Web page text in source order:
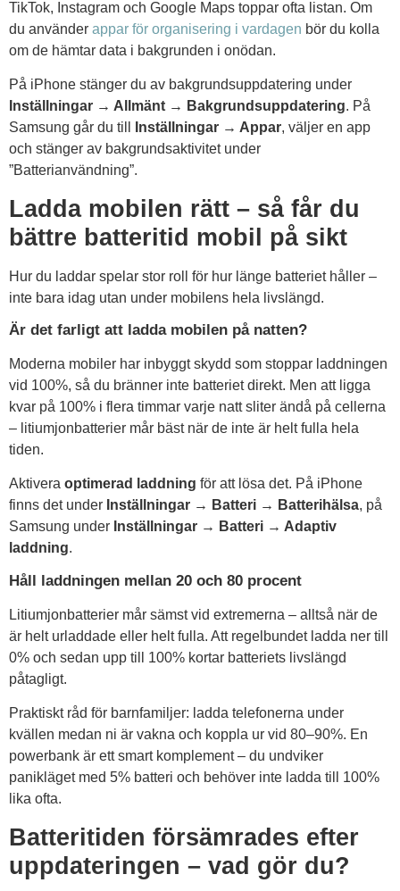
TikTok, Instagram och Google Maps toppar ofta listan. Om
du använder appar för organisering i vardagen bör du kolla
om de hämtar data i bakgrunden i onödan.
På iPhone stänger du av bakgrundsuppdatering under
Inställningar → Allmänt → Bakgrundsuppdatering. På
Samsung går du till
Inställningar → Appar, väljer en app
och stänger av bakgrundsaktivitet under
”Batterianvändning”.
Ladda mobilen rätt – så får du
bättre batteritid mobil på sikt
Hur du laddar spelar stor roll för hur länge batteriet håller –
inte bara idag utan under mobilens hela livslängd.
Är det farligt att ladda mobilen på natten?
Moderna mobiler har inbyggt skydd som stoppar laddningen
vid 100%, så du bränner inte batteriet direkt. Men att ligga
kvar på 100% i flera timmar varje natt sliter ändå på cellerna
– litiumjonbatterier mår bäst när de inte är helt fulla hela
tiden.
Aktivera optimerad laddning för att lösa det. På iPhone
finns det under Inställningar → Batteri → Batterihälsa, på
Samsung under Inställningar → Batteri → Adaptiv
laddning.
Håll laddningen mellan 20 och 80 procent
Litiumjonbatterier mår sämst vid extremerna – alltså när de
är helt urladdade eller helt fulla. Att regelbundet ladda ner till
0% och sedan upp till 100% kortar batteriets livslängd
påtagligt.
Praktiskt råd för barnfamiljer: ladda telefonerna under
kvällen medan ni är vakna och koppla ur vid 80–90%. En
powerbank är ett smart komplement – du undviker
panikläget med 5% batteri och behöver inte ladda till 100%
lika ofta.
Batteritiden försämrades efter
uppdateringen – vad gör du?